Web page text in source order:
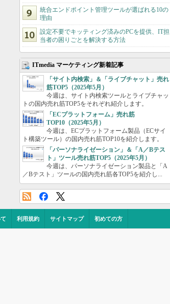
統合エンドポイント管理ツールが選ばれる10の
理由
設定不要でキッティング済みのPCを提供、IT担
当者の困りごとを解決する方法
ITmedia マーケティング新着記事
「サイト内検索」＆「ライブチャット」売れ
筋TOP5（2025年5月）
今週は、サイト内検索ツールとライブチャッ
トの国内売れ筋TOP5をそれぞれ紹介します。
「ECプラットフォーム」売れ筋
TOP10（2025年5月）
今週は、ECプラットフォーム製品（ECサイ
ト構築ツール）の国内売れ筋TOP10を紹介します。
「パーソナライゼーション」＆「A／Bテス
ト」ツール売れ筋TOP5（2025年5月）
今週は、パーソナライゼーション製品と「A
／Bテスト」ツールの国内売れ筋各TOP5を紹介し...
利用規約 サイトマップ 初めての方